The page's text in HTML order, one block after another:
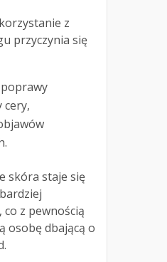
z
przyczynia się
skóra staje się
z pewnością
osobę dbającą o